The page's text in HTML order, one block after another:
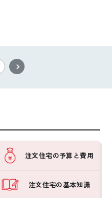
注文住宅の予算と費用
注文住宅の基本知識